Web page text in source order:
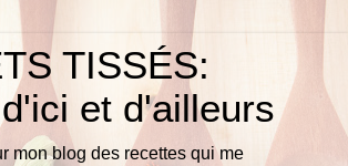
TISSÉS:
et d'ailleurs
mon blog des recettes qui me